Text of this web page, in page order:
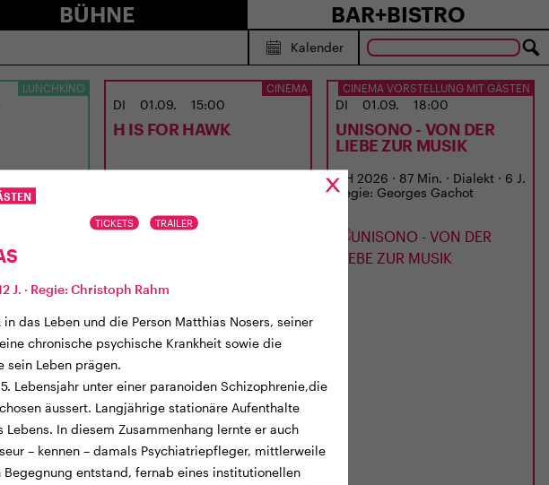
BÜHNE BAR+BISTRO
Kalender
LUNCHKINO CINEMA
DI 01.09. 15:00
H IS FOR HAWK
CINEMA VORSTELLUNG MIT GÄSTEN
DI 01.09. 18:00
UNISONO - VON DER
LIEBE ZUR MUSIK
CH 2026 · 87 Min. · Dialekt · 6 J.
Regie: Georges Gachot
TICKETS TRAILER
J. · Regie: Christoph Rahm
das Leben und die Person Matthias Nosers, seiner
chronische psychische Krankheit sowie die
sein Leben prägen.
Lebensjahr unter einer paranoiden Schizophrenie,die
äussert. Langjährige stationäre Aufenthalte
Lebens. In diesem Zusammenhang lernte er auch
– kennen – damals Psychiatriepfleger, mittlerweile
Begegnung entstand, fernab eines institutionellen